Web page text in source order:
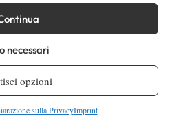
necessari
opzioni
sulla PrivacyImprint
Montreal 2026: Darderi
e vola agli ottavi